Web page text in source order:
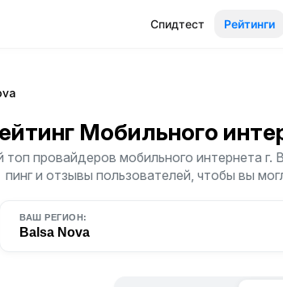
Спидтест Рейтинги
Мобильного
топ провайдеров мобильного интернета
пинг и отзывы пользователей, чтобы вы
ВАШ РЕГИОН:
Balsa Nova